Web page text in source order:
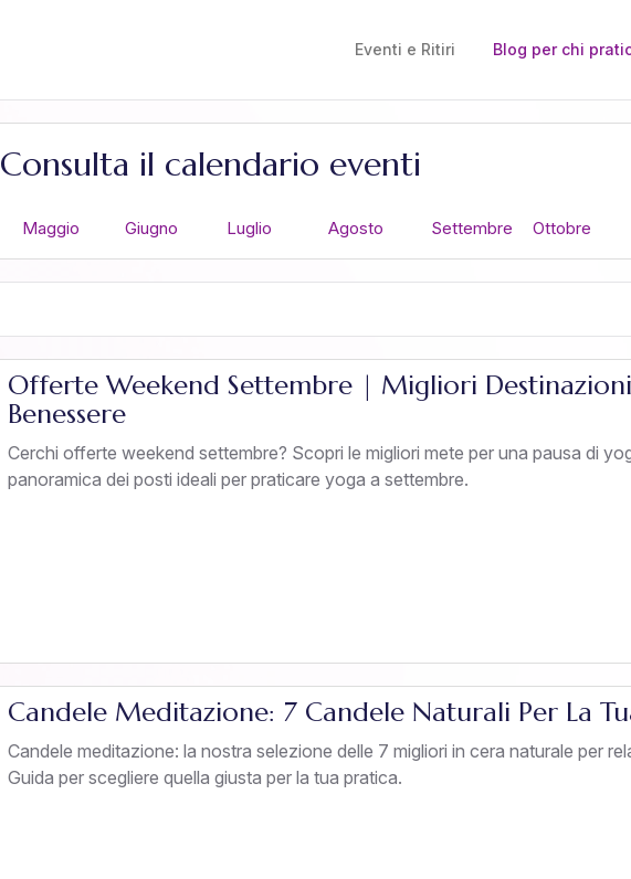
Eventi e Ritiri Blog per chi
Consulta il calendario eventi
Maggio Giugno Luglio Agosto Settembre Ottobre
Offerte Weekend Settembre | Migliori Destinazioni
Benessere
Cerchi offerte weekend settembre? Scopri le migliori mete per una pausa di
panoramica dei posti ideali per praticare yoga a settembre.
Candele Meditazione: 7 Candele Naturali Per La
Candele meditazione: la nostra selezione delle 7 migliori in cera naturale per
Guida per scegliere quella giusta per la tua pratica.